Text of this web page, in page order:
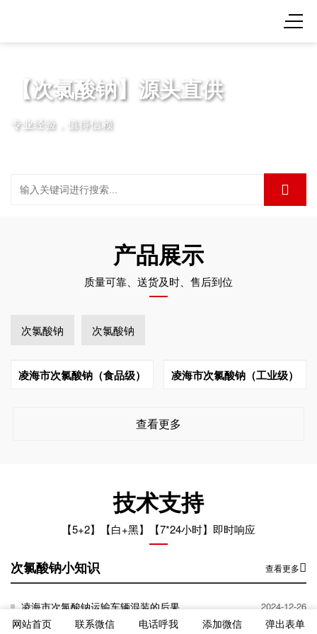
【次氯酸钠】源头直供
专业经验，值得信赖
产品展示
质量可靠、送货及时、售后到位
次氯酸钠 次氯酸钠
凌海市次氯酸钠（食品级） 凌海市次氯酸钠（工业级）
查看更多
技术支持
【5+2】【白+黑】【7*24小时】即时响应
次氯酸钠小知识 查看更多
凌海市次氯酸钠运输车辆混装的后果 2024-12-26
网站首页 联系微信 电话呼我 添加微信 弹出表单